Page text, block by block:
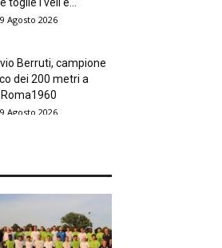
toglie i veli e...
9 Agosto 2026
Berruti, campione
dei 200 metri a
Roma1960
9 Agosto 2026